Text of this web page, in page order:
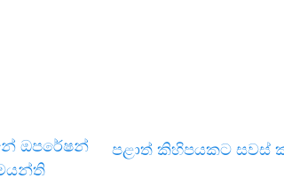
ඔපරේෂන්
පළාත් කිහිපයකට සවස්